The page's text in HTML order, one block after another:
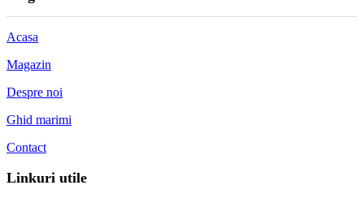
Acasa
Magazin
Despre noi
Ghid marimi
Contact
Linkuri utile